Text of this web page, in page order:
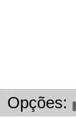
Opções: